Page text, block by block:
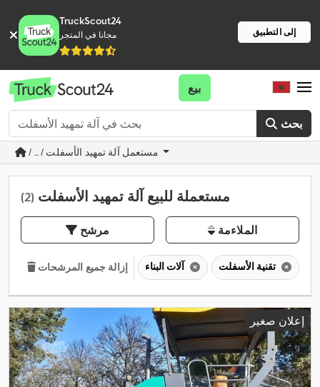
TruckScout24
مجانا في المتجر إلى التطبيق
بحث
بيع
مستعملة للبيع آلة تمهيد الأسفلت (2)
مرشح الملاءمة
إزالة جميع المرشحات آلات البناء تقنية الأسفلت
إعلان صغير